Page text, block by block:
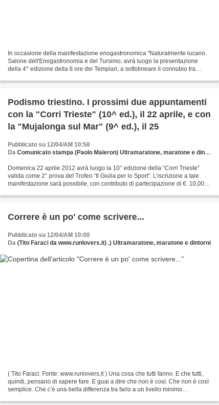
In occasione della manifestazione enogastronomica "Naturalmente lucano.
Salone dell'Enogastronomia e del Tursimo, avrà luogo la presentazione
della 4^ edizione della 6 ore dei Templari, a sottolineare il connubio tra
Podismo triestino. I prossimi due appuntamenti
con la "Corri Trieste" (10^ ed.), il 22 aprile, e con
la "Mujalonga sul Mar" (9^ ed.), il 25
Pubblicato su 12/04/AM 10:58
Da Comunicato stampa (Paolo Maieron) Ultramaratone, maratone e dintorni
Domenica 22 aprile 2012 avrà luogo la 10° edizione della “Corri Trieste”
valida come 2° prova del Trofeo “Il Giulia per lo Sport”. L’iscrizione a tale
manifestazione sarà possibile, con contributo di partecipazione di €. 10,00,
Correre è un po' come scrivere...
Pubblicato su 12/04/AM 10:00
Da (Tito Faraci da www.runlovers.it) .) Ultramaratone, maratone e dintorni
( Tito Faraci. Fonte: www.runlovers.it ) Una cosa che tutti fanno. E che tutti,
quindi, pensano di sapere fare. E guai a dire che non è così. Che non è così
semplice. Che c’è una bella differenza tra farlo a un livello minimo